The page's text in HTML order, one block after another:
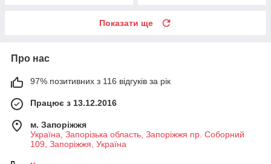
Показати ще
Про нас
97% позитивних з 116 відгуків за рік
Працює з 13.12.2016
м. Запоріжжя
Україна, Запорізька область, Запоріжжя пр. Соборний
109, Запоріжжя, Україна